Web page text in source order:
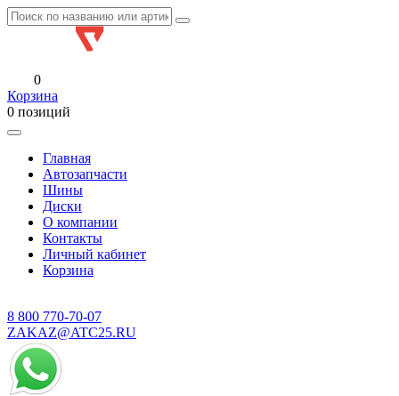
0
Корзина
0 позиций
Главная
Автозапчасти
Шины
Диски
О компании
Контакты
Личный кабинет
Корзина
8 800 770-70-07
ZAKAZ@ATC25.RU